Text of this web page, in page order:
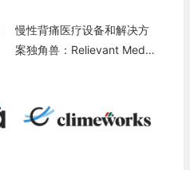
慢性背痛医疗设备和解决方
案独角兽：Relievant Meds